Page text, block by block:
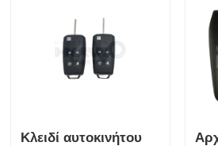
Κλειδί αυτοκινήτου